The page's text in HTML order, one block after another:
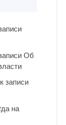
Об
к записи
на